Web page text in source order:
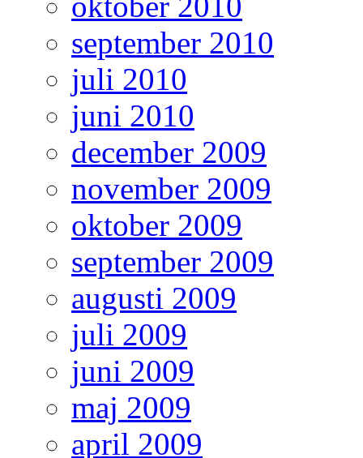
september 2010
juli 2010
juni 2010
december 2009
november 2009
oktober 2009
september 2009
augusti 2009
juli 2009
juni 2009
maj 2009
april 2009